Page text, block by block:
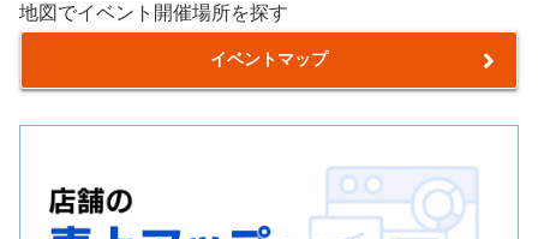
地図でイベント開催場所を探す
イベントマップ